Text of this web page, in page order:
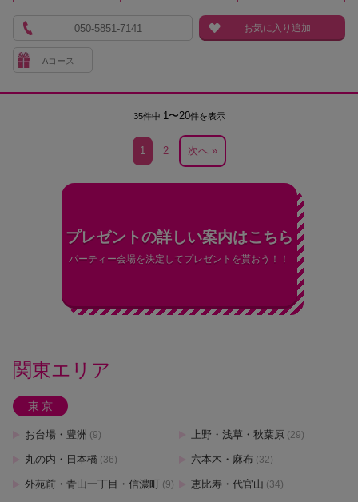
Aコース
050-5851-7141 お気に入り追加
35件中 1〜20件を表示
1 2 次へ »
プレゼントの詳しい案内はこちら
パーティー会場を決定してプレゼントを貰おう！！
関東エリア
東京
お台場・豊洲 (9) 上野・浅草・秋葉原 (29)
丸の内・日本橋 (36) 六本木・麻布 (32)
外苑前・青山一丁目・信濃町 (9) 恵比寿・代官山 (34)